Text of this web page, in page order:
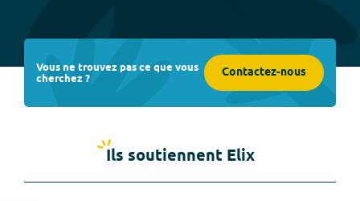
Vous ne trouvez pas ce que vous
cherchez ? Contactez-nous
Ils soutiennent Elix